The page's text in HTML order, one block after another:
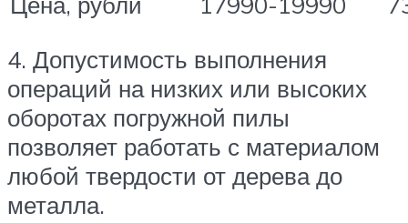
4. Допустимость выполнения
операций на низких или высоких
оборотах погружной пилы
позволяет работать с материалом
любой твердости от дерева до
металла.